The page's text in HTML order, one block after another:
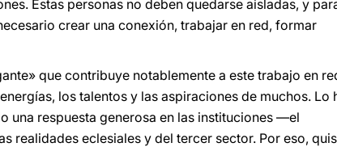
Estas personas no deben quedarse aisladas, y
crear una conexión, trabajar en red, formar
que contribuye notablemente a este trabajo en
los talentos y las aspiraciones de muchos. Lo
una respuesta generosa en las instituciones —el
realidades eclesiales y del tercer sector. Por eso,